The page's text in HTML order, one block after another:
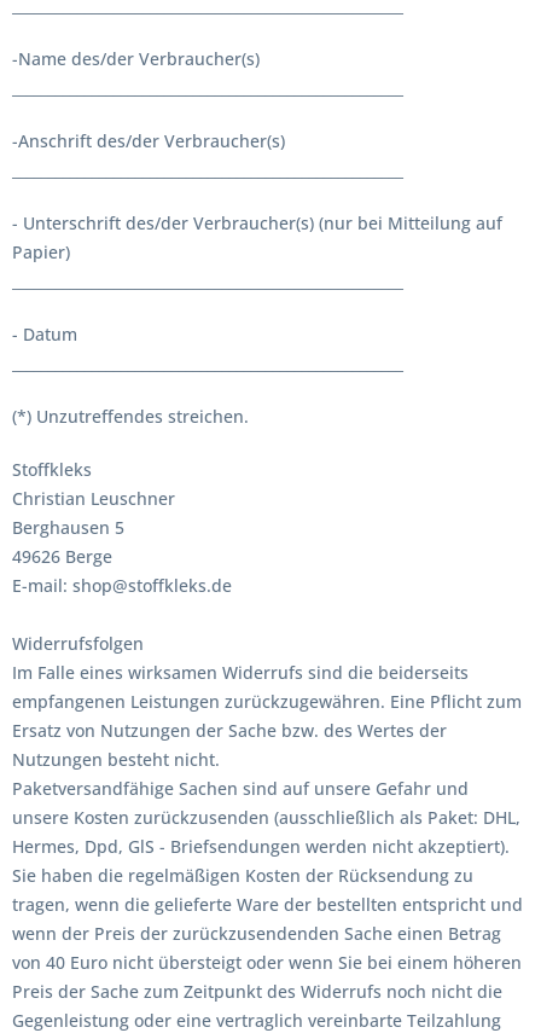
-Name des/der Verbraucher(s)
-Anschrift des/der Verbraucher(s)
- Unterschrift des/der Verbraucher(s) (nur bei Mitteilung auf
Papier)
- Datum
(*) Unzutreffendes streichen.
Stoffkleks
Christian Leuschner
Berghausen 5
49626 Berge
E-mail: shop@stoffkleks.de
Widerrufsfolgen
Im Falle eines wirksamen Widerrufs sind die beiderseits
empfangenen Leistungen zurückzugewähren. Eine Pflicht zum
Ersatz von Nutzungen der Sache bzw. des Wertes der
Nutzungen besteht nicht.
Paketversandfähige Sachen sind auf unsere Gefahr und
unsere Kosten zurückzusenden (ausschließlich als Paket: DHL,
Hermes, Dpd, GlS - Briefsendungen werden nicht akzeptiert).
Sie haben die regelmäßigen Kosten der Rücksendung zu
tragen, wenn die gelieferte Ware der bestellten entspricht und
wenn der Preis der zurückzusendenden Sache einen Betrag
von 40 Euro nicht übersteigt oder wenn Sie bei einem höheren
Preis der Sache zum Zeitpunkt des Widerrufs noch nicht die
Gegenleistung oder eine vertraglich vereinbarte Teilzahlung